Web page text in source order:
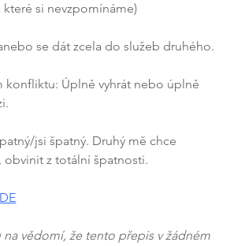
které si nevzpomínáme)
se dát zcela do služeb druhého.
konfliktu: Úplně vyhrát nebo úplně
jsi špatný. Druhý mě chce
obvinit z totální špatnosti.
na vědomí, že tento přepis v žádném